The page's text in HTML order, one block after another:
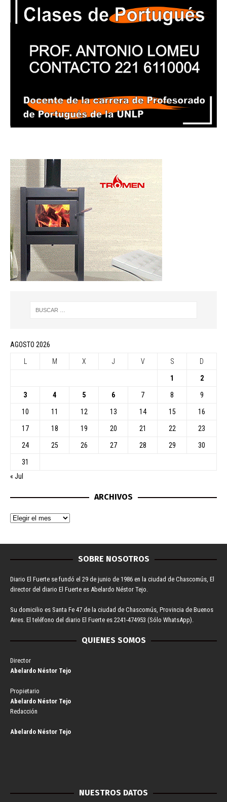
AGOSTO 2026
L M X J V S D
1 2
3 4 5 6 7 8 9
10 11 12 13 14 15 16
17 18 19 20 21 22 23
24 25 26 27 28 29 30
31
« Jul
ARCHIVOS
SOBRE NOSOTROS
Diario El Fuerte se fundó el 29 de junio de 1986 en la ciudad de Chascomús, El
director del diario El Fuerte es Abelardo Néstor Tejo.
Su domicilio es Santa Fe 47 de la ciudad de Chascomús, Provincia de Buenos
Aires. El teléfono del diario El Fuerte es 2241-474953 (Sólo WhatsApp).
QUIENES SOMOS
Director
Abelardo Néstor Tejo
Propietario
Abelardo Néstor Tejo
Redacción
Abelardo Néstor Tejo
NUESTROS DATOS